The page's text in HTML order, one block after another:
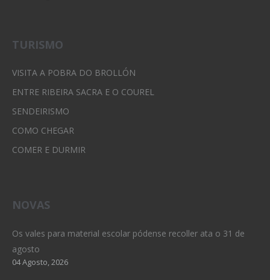
TURISMO
VISITA A POBRA DO BROLLÓN
ENTRE RIBEIRA SACRA E O COUREL
SENDEIRISMO
COMO CHEGAR
COMER E DURMIR
NOVAS
Os vales para material escolar pódense recoller ata o 31 de
agosto
04 Agosto, 2026